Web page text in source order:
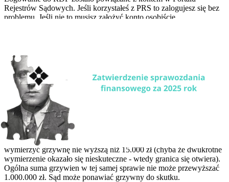
Rejestrów Sądowych. Jeśli korzystałeś z PRS to zalogujesz się bez
problemu. Jeśli nie to musisz założyć konto osobiście.
Sąd rejestrowy nie czeka. Brak dokumentów w KRS =
postępowanie wszczęte z urzędu, na podstawie art. 24 ust. 1 ustawy
o KRS.
Etap 1: Wezwanie.
w terminie 7 dni pod rygorem grzywny.
Etap 2: Pierwsza grzywna.
Etap 3: Ponawianie grzywny.
wymierzyć grzywnę nie wyższą niż 15.000 zł (chyba że dwukrotne
wymierzenie okazało się nieskuteczne - wtedy granica się otwiera).
Ogólna suma grzywien w tej samej sprawie nie może przewyższać
1.000.000 zł. Sąd może ponawiać grzywny do skutku.